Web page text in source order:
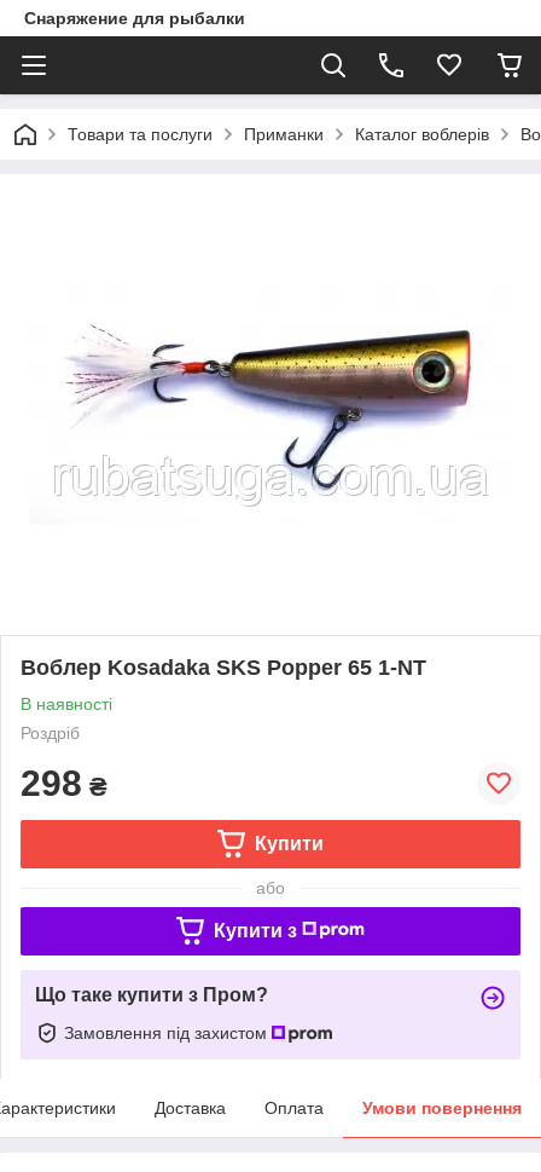
Снаряжение для рыбалки
Товари та послуги Приманки Каталог воблерів
Воблер Kosadaka SKS Popper 65 1-NT
В наявності
Роздріб
298 ₴
Купити
або
Купити з
Що таке купити з Пром?
Замовлення під захистом
Доставка Оплата Умови повернення